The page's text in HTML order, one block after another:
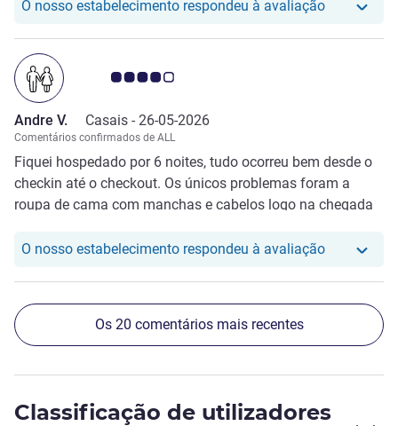
próxima ao banheiro para o secador no banheiro.
O nosso estabelecimento respondeu à avaliaçãoO nosso
Nota clientes Avis 4.0/5
Andre V. Casais - 26-05-2026
Comentários confirmados de ALL
Fiquei hospedado por 6 noites, tudo ocorreu bem desde o
checkin até o checkout. Os únicos problemas foram a
roupa de cama com manchas e cabelos logo na chegada
toalheiro térmico do banheiro que não funcionava.
O nosso estabelecimento respondeu à avaliaçãoO nosso
Os 20 comentários mais recentes
Classificação de utilizadores